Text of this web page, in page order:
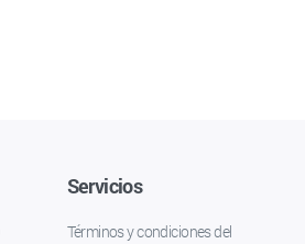
Servicios
Términos y condiciones del